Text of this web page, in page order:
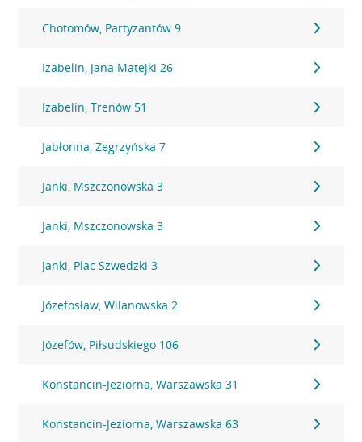
Chotomów, Partyzantów 9
Izabelin, Jana Matejki 26
Izabelin, Trenów 51
Jabłonna, Zegrzyńska 7
Janki, Mszczonowska 3
Janki, Mszczonowska 3
Janki, Plac Szwedzki 3
Józefosław, Wilanowska 2
Józefów, Piłsudskiego 106
Konstancin-Jeziorna, Warszawska 31
Konstancin-Jeziorna, Warszawska 63